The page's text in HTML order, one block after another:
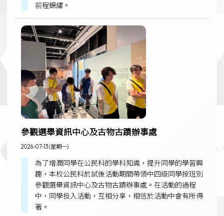
前程錦繡。
參觀選舉資訊中心及古物古蹟辦事處
2026-07-13 (星期一)
為了增潤同學在公民科的學科知識，提升同學的學習興
趣，本校公民科於試後活動期間帶領中四級同學按班別
參觀選舉資訊中心及古物古蹟辦事處。在活動的過程
中，同學投入活動，互相分享，相信於活動中會有所得
著。